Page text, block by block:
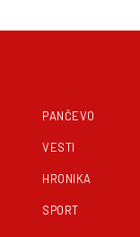
PANČEVO
VESTI
HRONIKA
SPORT